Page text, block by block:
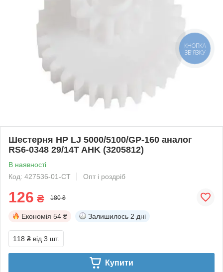
Шестерня HP LJ 5000/5100/GP-160 аналог
RS6-0348 29/14T AHK (3205812)
В наявності
Код: 427536-01-СТ
Опт і роздріб
126 ₴ 180 ₴
Економія 54 ₴ Залишилось 2 дні
118 ₴ від 3 шт.
Купити
КНОПКА
ЗВ'ЯЗКУ